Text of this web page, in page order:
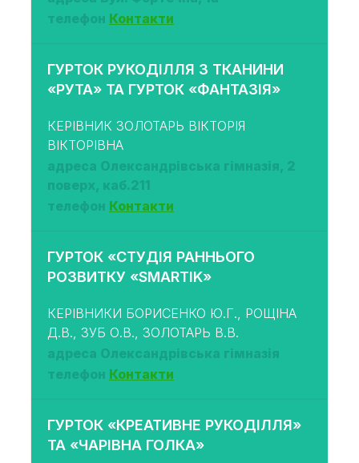
телефон Контакти
ГУРТОК РУКОДІЛЛЯ З ТКАНИНИ
«РУТА» ТА ГУРТОК «ФАНТАЗІЯ»
КЕРІВНИК ЗОЛОТАРЬ ВІКТОРІЯ
ВІКТОРІВНА
адреса Олександрівська гімназія, 2
поверх, каб.211
телефон Контакти
ГУРТОК «СТУДІЯ РАННЬОГО
РОЗВИТКУ «SMARTIK»
КЕРІВНИКИ БОРИСЕНКО Ю.Г., РОЩІНА
Д.В., ЗУБ О.В., ЗОЛОТАРЬ В.В.
адреса Олександрівська гімназія
телефон Контакти
ГУРТОК «КРЕАТИВНЕ РУКОДІЛЛЯ»
ТА «ЧАРІВНА ГОЛКА»